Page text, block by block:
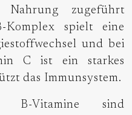
Nahrung zugeführt
Komplex spielt eine
und bei
C ist ein starkes
das Immunsystem.
Vitamine sind